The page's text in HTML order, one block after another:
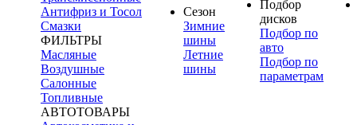
Антифриз и Тосол
Смазки
ФИЛЬТРЫ
Масляные
Воздушные
Салонные
Топливные
АВТОТОВАРЫ
Сезон
Зимние
шины
Летние
шины
Подбор
дисков
Подбор по
авто
Подбор по
параметрам